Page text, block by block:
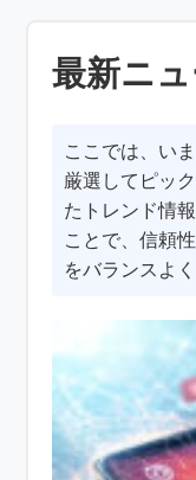
最新ニ
ここでは、い
厳選してピッ
たトレンド情
ことで、信頼
をバランスよ